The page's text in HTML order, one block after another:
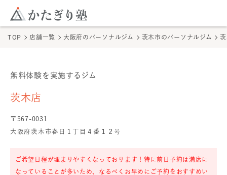
TOP 店舗一覧 大阪府のパーソナルジム 茨木市のパーソナルジム
無料体験を実施するジム
茨木店の無料体験
茨木店
〒 567 -0031
大阪府茨木市春日１丁目４番１２号
ご希望日程が埋まりやすくなっております！特に前日予約は満席に
なっていることが多いため、なるべくお早めにご予約をおすすめい